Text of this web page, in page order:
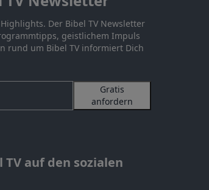
Der Bibel TV Newsletter
geistlichem Impuls
rund um Bibel TV informiert Dich
Gratis
anfordern
TV auf den sozialen